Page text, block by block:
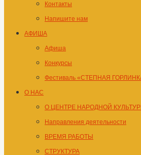
содержимому
Контакты
Напишите нам
АФИША
Афиша
Конкурсы
Фестиваль «СТЕПНАЯ
О НАС
О ЦЕНТРЕ НАРОДНОЙ
Направления деятельности
ВРЕМЯ РАБОТЫ
СТРУКТУРА